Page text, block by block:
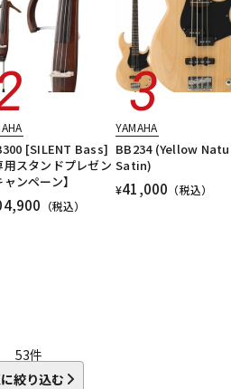
[SILENT Bass]
用スタンドプレゼン
ャンペーン】
（税込）
YAMAHA
BB234 (Yellow
Satin)
¥41,000 （税込）
53件
絞り込む